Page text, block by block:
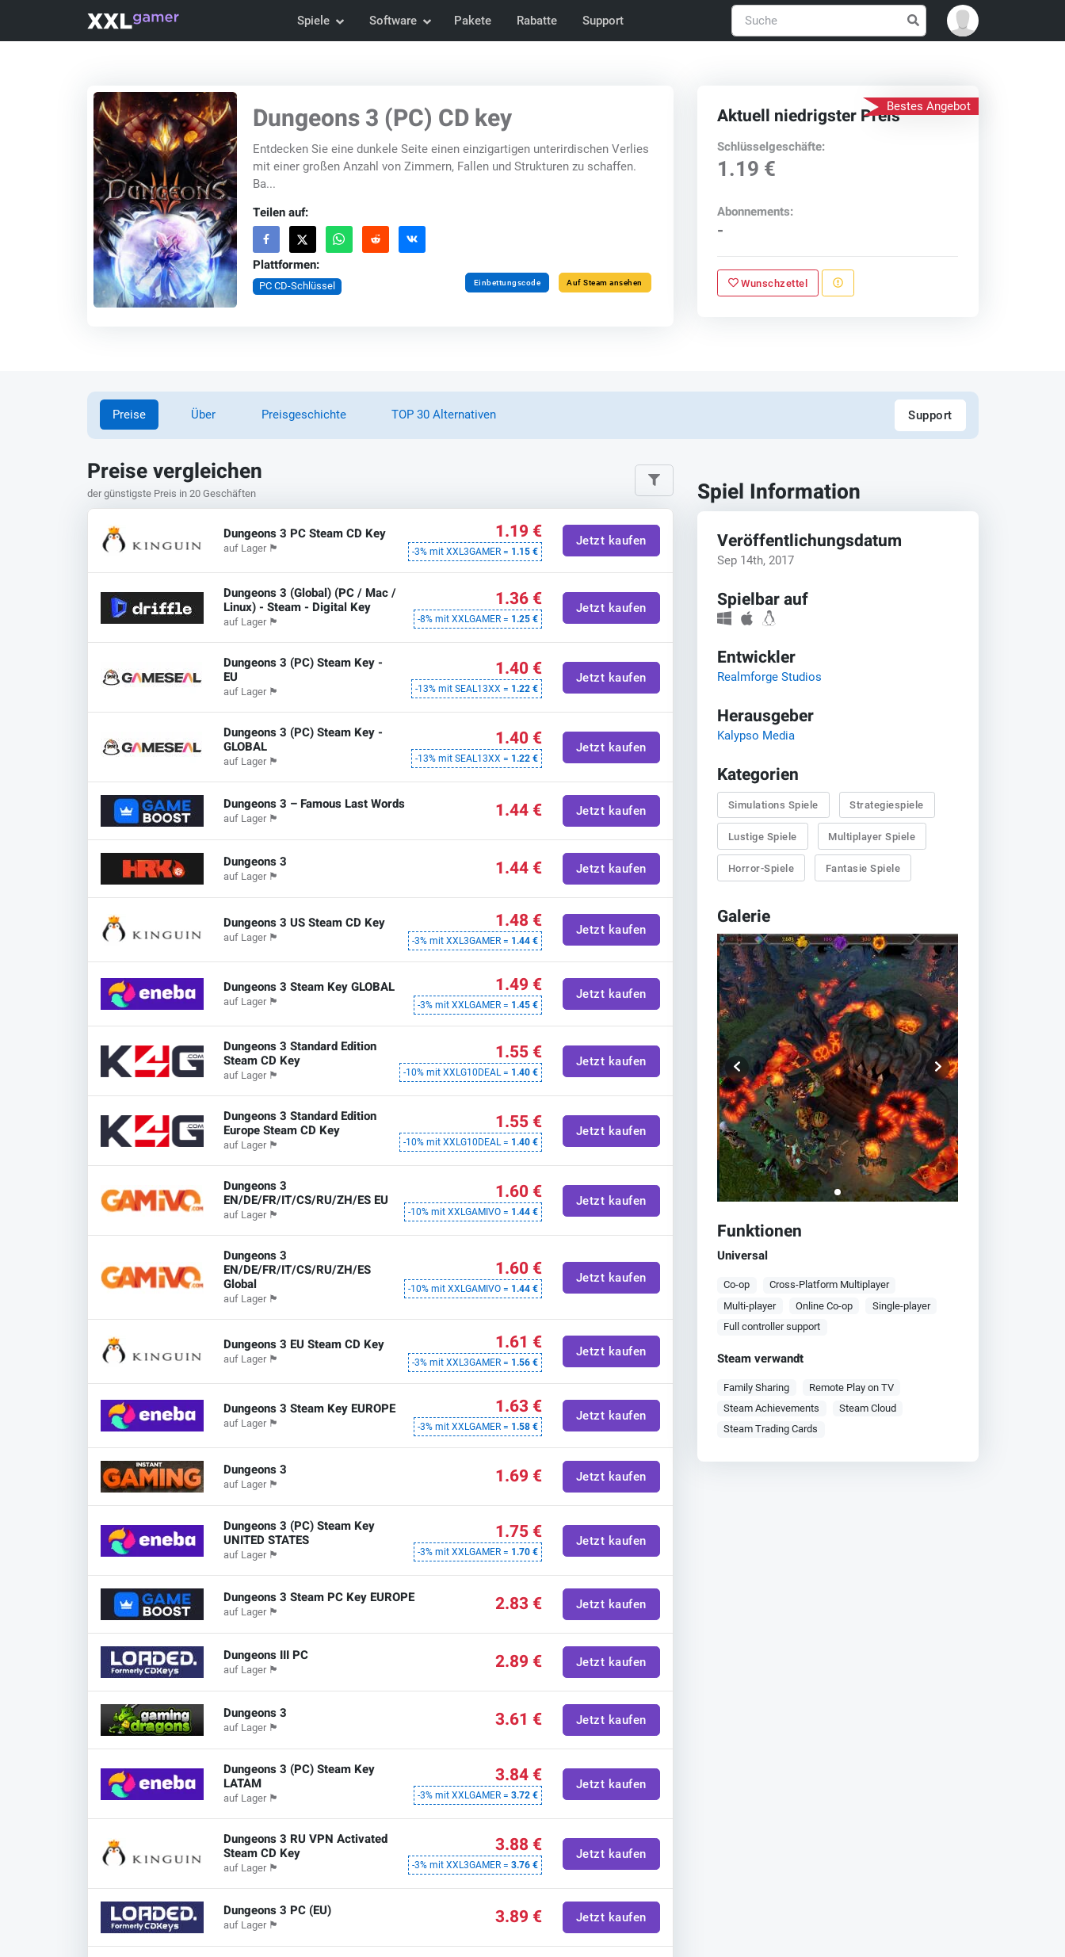
Spiele Software Pakete Rabatte Support
Dungeons 3 (PC) CD key
Entdecken Sie eine dunkele Seite einen einzigartigen unterirdischen Verlies
mit einer großen Anzahl von Zimmern, Fallen und Strukturen zu schaffen.
Ba...
Teilen auf:
Plattformen:
PC CD-Schlüssel Einbettungscode Auf Steam ansehen
Bestes Angebot
Aktuell niedrigster Preis
Schlüsselgeschäfte:
1.19 €
Abonnements:
-
Wunschzettel
Preise Über Preisgeschichte TOP 30 Alternativen Support
Preise vergleichen
der günstigste Preis in 20 Geschäften
Dungeons 3 PC Steam CD Key
auf Lager 🏴
1.19 €
-3% mit XXL3GAMER = 1.15 €
Jetzt kaufen
Dungeons 3 (Global) (PC / Mac /
Linux) - Steam - Digital Key
auf Lager 🏴
1.36 €
-8% mit XXLGAMER = 1.25 €
Jetzt kaufen
Dungeons 3 (PC) Steam Key -
EU
auf Lager 🏴
1.40 €
-13% mit SEAL13XX = 1.22 €
Jetzt kaufen
Dungeons 3 (PC) Steam Key -
GLOBAL
auf Lager 🏴
1.40 €
-13% mit SEAL13XX = 1.22 €
Jetzt kaufen
Dungeons 3 – Famous Last Words
auf Lager 🏴 1.44 € Jetzt kaufen
Dungeons 3
auf Lager 🏴 1.44 € Jetzt kaufen
Dungeons 3 US Steam CD Key
auf Lager 🏴
1.48 €
-3% mit XXL3GAMER = 1.44 €
Jetzt kaufen
Dungeons 3 Steam Key GLOBAL
auf Lager 🏴
1.49 €
-3% mit XXLGAMER = 1.45 €
Jetzt kaufen
Dungeons 3 Standard Edition
Steam CD Key
auf Lager 🏴
1.55 €
-10% mit XXLG10DEAL = 1.40 €
Jetzt kaufen
Dungeons 3 Standard Edition
Europe Steam CD Key
auf Lager 🏴
1.55 €
-10% mit XXLG10DEAL = 1.40 €
Jetzt kaufen
Dungeons 3
EN/DE/FR/IT/CS/RU/ZH/ES EU
auf Lager 🏴
1.60 €
-10% mit XXLGAMIVO = 1.44 €
Jetzt kaufen
Dungeons 3
EN/DE/FR/IT/CS/RU/ZH/ES
Global
auf Lager 🏴
1.60 €
-10% mit XXLGAMIVO = 1.44 €
Jetzt kaufen
Dungeons 3 EU Steam CD Key
auf Lager 🏴
1.61 €
-3% mit XXL3GAMER = 1.56 €
Jetzt kaufen
Dungeons 3 Steam Key EUROPE
auf Lager 🏴
1.63 €
-3% mit XXLGAMER = 1.58 €
Jetzt kaufen
Dungeons 3
auf Lager 🏴 1.69 € Jetzt kaufen
Dungeons 3 (PC) Steam Key
UNITED STATES
auf Lager 🏴
1.75 €
-3% mit XXLGAMER = 1.70 €
Jetzt kaufen
Dungeons 3 Steam PC Key EUROPE
auf Lager 🏴 2.83 € Jetzt kaufen
Dungeons III PC
auf Lager 🏴 2.89 € Jetzt kaufen
Dungeons 3
auf Lager 🏴 3.61 € Jetzt kaufen
Dungeons 3 (PC) Steam Key
LATAM
auf Lager 🏴
3.84 €
-3% mit XXLGAMER = 3.72 €
Jetzt kaufen
Dungeons 3 RU VPN Activated
Steam CD Key
auf Lager 🏴
3.88 €
-3% mit XXL3GAMER = 3.76 €
Jetzt kaufen
Dungeons 3 PC (EU)
auf Lager 🏴 3.89 € Jetzt kaufen
Spiel Information
Veröffentlichungsdatum
Sep 14th, 2017
Spielbar auf
Entwickler
Realmforge Studios
Herausgeber
Kalypso Media
Kategorien
Simulations Spiele Strategiespiele
Lustige Spiele Multiplayer Spiele
Horror-Spiele Fantasie Spiele
Galerie
Funktionen
Universal
Co-op
Cross-Platform Multiplayer
Multi-player
Online Co-op
Single-player
Full controller support
Steam verwandt
Family Sharing
Remote Play on TV
Steam Achievements
Steam Cloud
Steam Trading Cards